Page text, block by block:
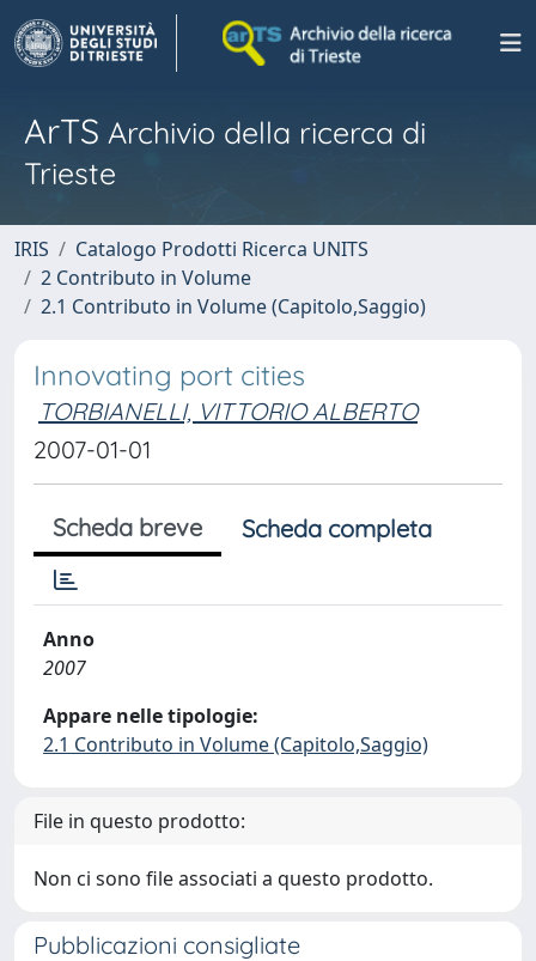
ArTS Archivio della ricerca di
Trieste
IRIS
Catalogo Prodotti Ricerca UNITS
2 Contributo in Volume
2.1 Contributo in Volume (Capitolo,Saggio)
Innovating port cities
TORBIANELLI, VITTORIO ALBERTO
2007-01-01
Scheda breve Scheda completa
Anno
2007
Appare nelle tipologie:
2.1 Contributo in Volume (Capitolo,Saggio)
File in questo prodotto:
Non ci sono file associati a questo prodotto.
Pubblicazioni consigliate